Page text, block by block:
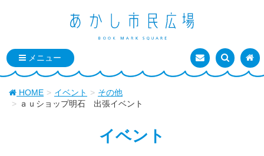
お問い合わせ
検索を表
ト
HOME イベント
その他
ａｕショップ明石 出張イベント
イベント